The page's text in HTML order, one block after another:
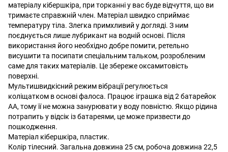
матеріалу кібершкіра, при торканні у вас буде відчуття, що ви
тримаєте справжній член. Матеріал швидко сприймає
температуру тіла. Злегка примхливий у догляді. З ним
поєднується лише лубрикант на водній основі. Після
використання його необхідно добре помити, ретельно
висушити та посипати спеціальним тальком, розробленим
саме для таких матеріалів. Це збереже оксамитовість
поверхні.
Мультишвидкісний режим вібрації регулюється
коліщатком в основі фалоса. Працює іграшка від 2 батарейок
АА, тому її не можна занурювати у воду повністю. Якщо рідина
потрапить у відсік із батареями, це може призвести до
пошкодження.
Матеріал кібершкіра, пластик.
Колір тілесний. Загальна довжина 25 см, робоча довжина 22,5